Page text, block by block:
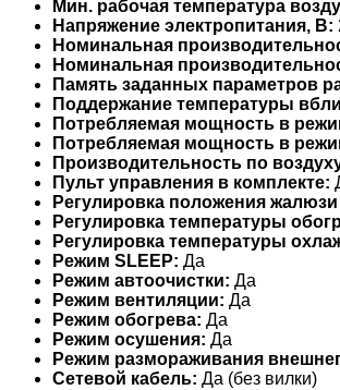
Мин. рабочая температура
Напряжение электропитания, В:
Номинальная
Номинальная
Память заданных параметров
Поддержание температуры
Потребляемая мощность в
Потребляемая мощность в
Производительность по
Пульт управления в комплекте:
Регулировка положения жалюзи
Регулировка температуры
Регулировка температуры
Режим SLEEP: Да
Режим автоочистки: Да
Режим вентиляции: Да
Режим обогрева: Да
Режим осушения: Да
Режим размораживания
Сетевой кабель: Да (без вилки)